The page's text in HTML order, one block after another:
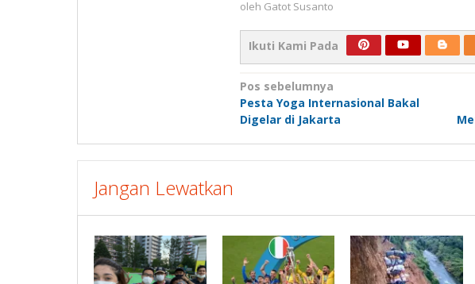
oleh Gatot Susanto
Ikuti Kami Pada
Navigasi
pos
Pos sebelumnya
Pesta Yoga Internasional Bakal
Digelar di Jakarta
Jangan Lewatkan